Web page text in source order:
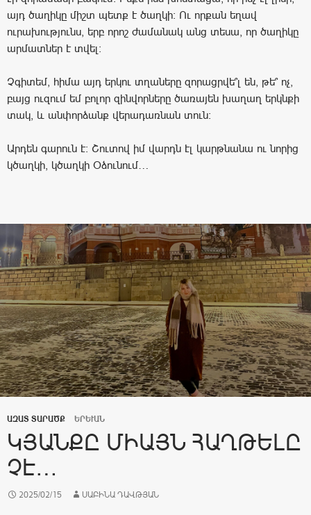
այդ ծաղիկը միշտ պետք է ծաղկի։ Ու որքան եղավ
ուրախությունս, երբ որոշ ժամանակ անց տեսա, որ ծաղիկը
արմատներ է տվել:
Չգիտեմ, հիմա այդ երկու տղաները զորացրվե՞լ են, թե՞ ոչ,
բայց ուզում եմ բոլոր զինվորները ծառայեն խաղաղ երկնքի
տակ, և անփորձանք վերադառնան տուն։
Արդեն գարուն է: Շուտով իմ վարդն էլ կարթնանա ու նորից
կծաղկի, կծաղկի Օձունում…
ԱԶԱՏ ՏԱՐԱԾՔ ԵՐԵՒԱՆ
ԿՅԱՆՔԸ ՄԻԱՅՆ ՀԱՂԹԵԼԸ
ՉԷ…
2025/02/15 ՍԱԲԻՆԱ ԴԱՎԹՅԱՆ